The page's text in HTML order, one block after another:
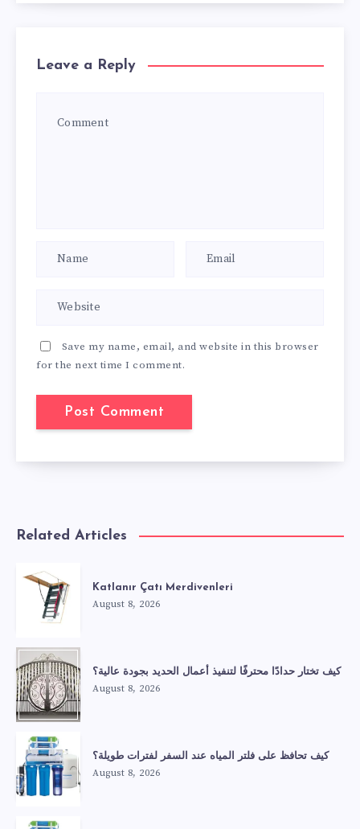
Leave a Reply
Save my name, email, and website in this browser
for the next time I comment.
Related Articles
Katlanır Çatı Merdivenleri
August 8, 2026
كيف تختار حدادًا محترفًا لتنفيذ أعمال الحديد بجودة عالية؟
August 8, 2026
كيف تحافظ على فلتر المياه عند السفر لفترات طويلة؟
August 8, 2026